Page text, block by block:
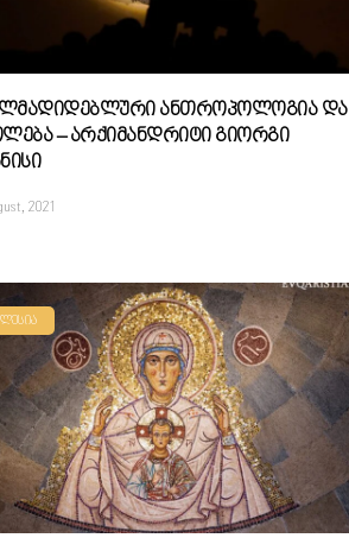
Ანთროპოლოგია Და
– Არქიმანდრიტი Გიორგი
2021